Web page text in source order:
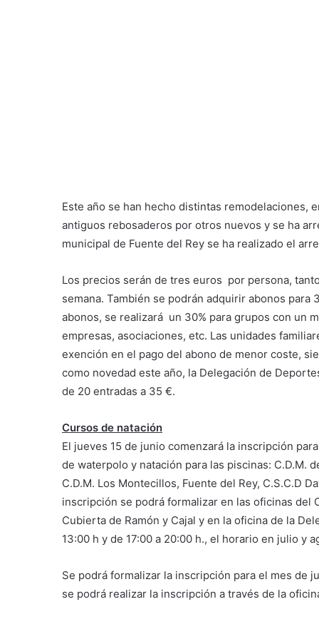
Este año se han hecho distintas remodelaciones,
antiguos rebosaderos por otros nuevos y se ha
municipal de Fuente del Rey se ha realizado el
Los precios serán de tres euros por persona,
semana. También se podrán adquirir abonos para
abonos, se realizará un 30% para grupos con un
empresas, asociaciones, etc. Las unidades
exención en el pago del abono de menor coste,
como novedad este año, la Delegación de
de 20 entradas a 35 €.
Cursos de natación
El jueves 15 de junio comenzará la inscripción
de waterpolo y natación para las piscinas: C.D.M.
C.D.M. Los Montecillos, Fuente del Rey, C.S.C.D
inscripción se podrá formalizar en las oficinas del
Cubierta de Ramón y Cajal y en la oficina de la
13:00 h y de 17:00 a 20:00 h., el horario en julio y
Se podrá formalizar la inscripción para el mes de
se podrá realizar la inscripción a través de la